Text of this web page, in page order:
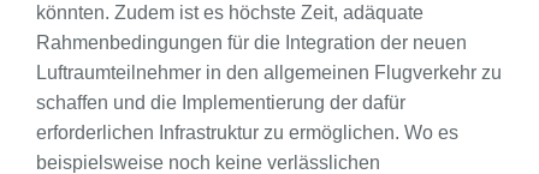
könnten. Zudem ist es höchste Zeit, adäquate
Rahmenbedingungen für die Integration der neuen
Luftraumteilnehmer in den allgemeinen Flugverkehr zu
schaffen und die Implementierung der dafür
erforderlichen Infrastruktur zu ermöglichen. Wo es
beispielsweise noch keine verlässlichen